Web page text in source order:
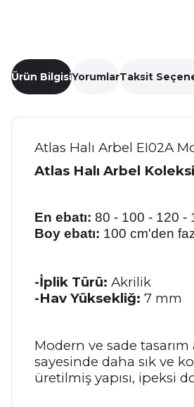
Ürün BilgisiYorumlarTaksit
Atlas Halı Arbel EI02A
Atlas Halı Arbel
En ebatı: 80 - 100 - 120 -
Boy ebatı: 100 cm'den
-İplik Türü: Akrilik
-Hav Yüksekliğ: 7 mm
Modern ve sade
sayesinde daha sık ve
üretilmiş yapısı, ipeksi